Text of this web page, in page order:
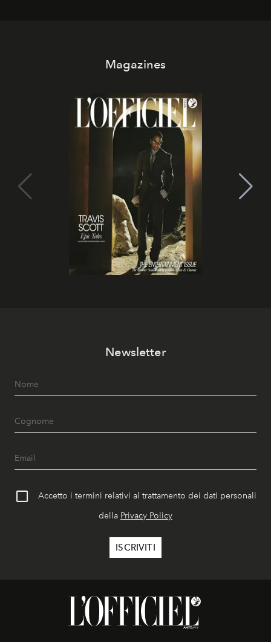
Magazines
Newsletter
Accetto i termini relativi al trattamento dei dati personali
della Privacy Policy